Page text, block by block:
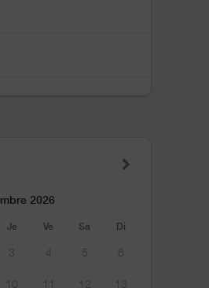
2026
Je Ve Sa Di
3 4 5 6
10 11 12 13